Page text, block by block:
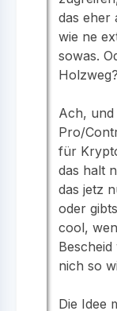
das eher
wie ne
sowas.
Holzweg?
Ach, und
Pro/
für
das halt
das jetz
oder
cool,
nich so
Die Idee